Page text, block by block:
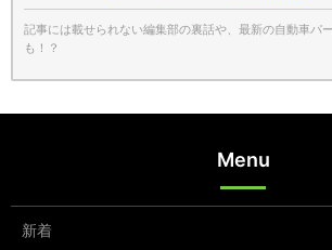
記事には載せられない編集部の裏話や、最新の自動車パ
も！？
Menu
新着